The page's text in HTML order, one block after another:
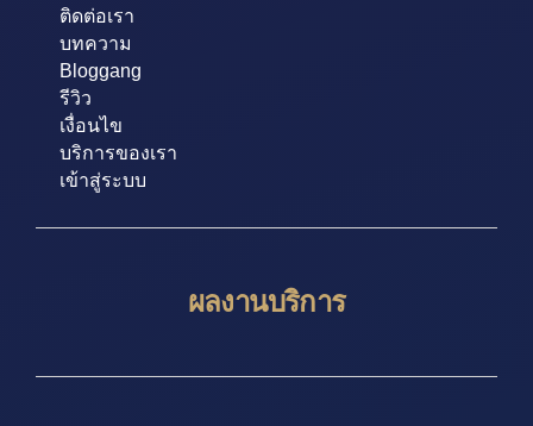
ติดต่อเรา
บทความ
Bloggang
รีวิว
เงื่อนไข
บริการของเรา
เข้าสู่ระบบ
ผลงานบริการ